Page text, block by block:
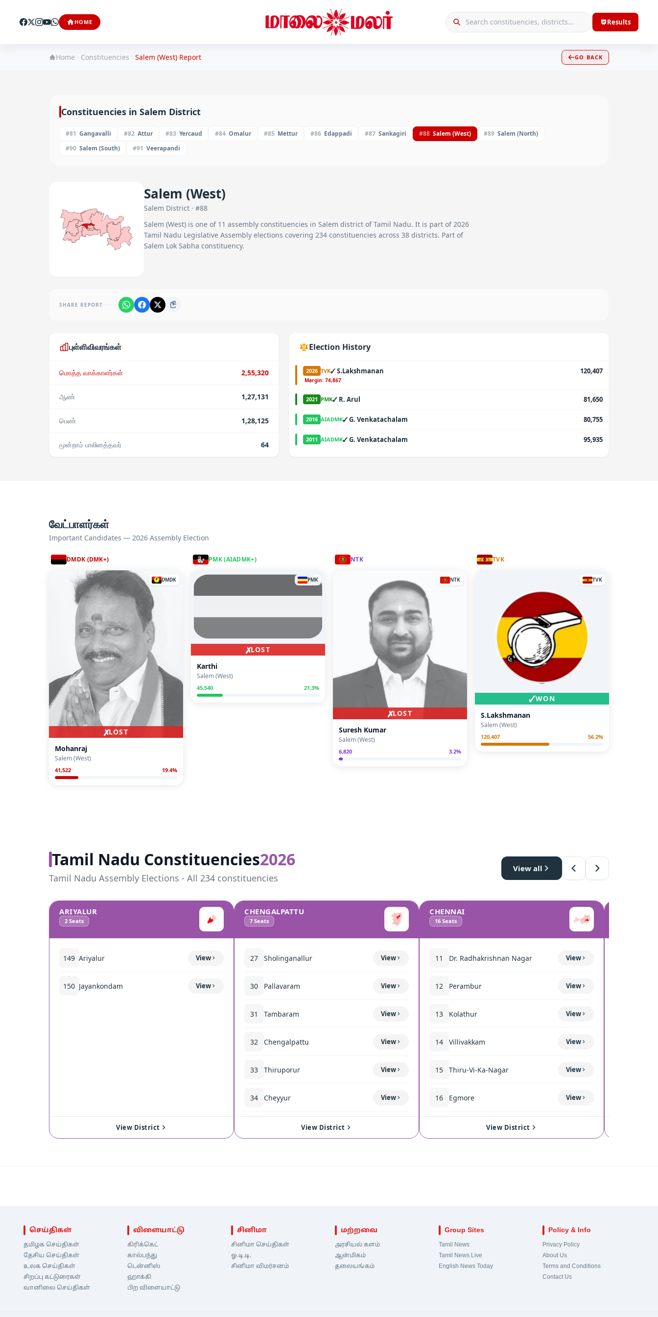
HOME Results
Home Constituencies Salem (West) Report GO BACK
Constituencies in Salem District
#81 Gangavalli #82 Attur #83 Yercaud #84 Omalur #85 Mettur #86 Edappadi #87 Sankagiri #88 Salem (West) #89 Salem (North)
#90 Salem (South) #91 Veerapandi
Salem (West)
Salem District · #88
Salem (West) is one of 11 assembly constituencies in Salem district of Tamil Nadu. It is part of 2026
Tamil Nadu Legislative Assembly elections covering 234 constituencies across 38 districts. Part of
Salem Lok Sabha constituency.
SHARE REPORT
புள்ளிவிவரங்கள்
மொத்த வாக்காளர்கள் 2,55,320
ஆண் 1,27,131
பெண் 1,28,125
மூன்றாம் பாலினத்தவர் 64
Election History
2026 TVK✓S.Lakshmanan 120,407
·Margin: 74,867
2021 PMK✓ R. Arul 81,650
2016 AIADMK✓G. Venkatachalam 80,755
2011 AIADMK✓G. Venkatachalam 95,935
வேட்பாளர்கள்
Important Candidates — 2026 Assembly Election
DMDK (DMK+)
✗LOST
DMDK
Mohanraj
Salem (West)
41,522 19.4%
PMK (AIADMK+)
✗LOST
PMK
Karthi
Salem (West)
45,540 21.3%
NTK
✗LOST
NTK
Suresh Kumar
Salem (West)
6,820 3.2%
TVK
✓WON
TVK
S.Lakshmanan
Salem (West)
120,407 56.2%
Tamil Nadu Constituencies2026
Tamil Nadu Assembly Elections - All 234 constituencies
View all
ARIYALUR
2 Seats
149 Ariyalur View
150 Jayankondam View
View District
CHENGALPATTU
7 Seats
27 Sholinganallur View
30 Pallavaram View
31 Tambaram View
32 Chengalpattu View
33 Thiruporur View
34 Cheyyur View
MadurantakamView District
CHENNAI
16 Seats
11 Dr. Radhakrishnan Nagar View
12 Perambur View
13 Kolathur View
14 Villivakkam View
15 Thiru-Vi-Ka-Nagar View
16 Egmore View
Royapuram
21
22 Virugampakkam View
View District
செய்திகள்
தமிழக செய்திகள்
தேசிய செய்திகள்
உலக செய்திகள்
சிறப்பு கட்டுரைகள்
வானிலை செய்திகள்
விளையாட்டு
கிரிக்கெட்
கால்பந்து
டென்னிஸ்
ஹாக்கி
பிற விளையாட்டு
சினிமா
சினிமா செய்திகள்
ஓ.டி.டி.
சினிமா விமர்சனம்
மற்றவை
அரசியல் களம்
ஆன்மிகம்
தலையங்கம்
Group Sites
Tamil News
Tamil News Live
English News Today
Policy & Info
Privacy Policy
About Us
Terms and Conditions
Contact Us